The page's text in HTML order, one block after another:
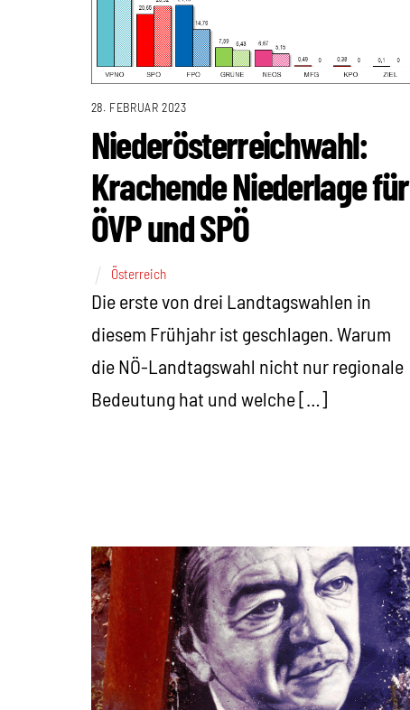
28. FEBRUAR 2023
Niederösterreichwahl:
Krachende Niederlage für
ÖVP und SPÖ
Österreich
Die erste von drei Landtagswahlen in
diesem Frühjahr ist geschlagen. Warum
die NÖ-Landtagswahl nicht nur regionale
Bedeutung hat und welche […]